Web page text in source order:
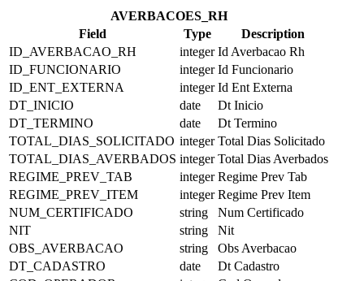
AVERBACOES_RH
Field
Type
Description
ID_AVERBACAO_RH
integer Id Averbacao Rh
ID_FUNCIONARIO
integer Id Funcionario
ID_ENT_EXTERNA
integer Id Ent Externa
DT_INICIO
date
Dt Inicio
DT_TERMINO
date
Dt Termino
TOTAL_DIAS_SOLICITADO integer Total Dias Solicitado
TOTAL_DIAS_AVERBADOS integer Total Dias Averbados
REGIME_PREV_TAB
integer Regime Prev Tab
REGIME_PREV_ITEM
integer Regime Prev Item
NUM_CERTIFICADO
string
Num Certificado
NIT
string
Nit
OBS_AVERBACAO
string
Obs Averbacao
DT_CADASTRO
date
Dt Cadastro